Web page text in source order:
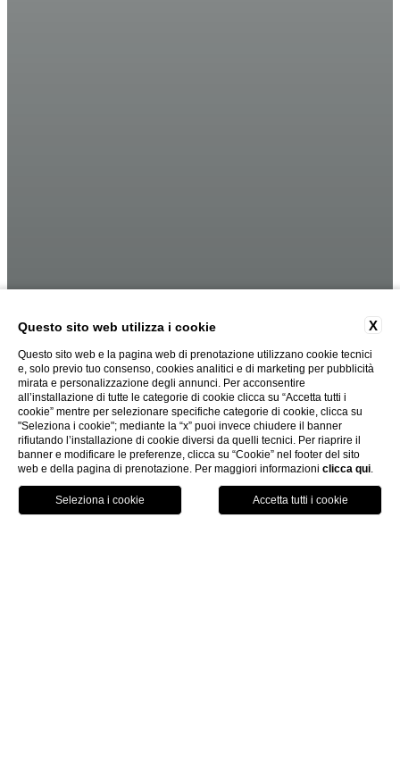
PRENOTA ORA
X
Questo sito web utilizza i cookie
Questo sito web e la pagina web di prenotazione utilizzano cookie tecnici
e, solo previo tuo consenso, cookies analitici e di marketing per pubblicità
mirata e personalizzazione degli annunci. Per acconsentire
all’installazione di tutte le categorie di cookie clicca su “Accetta tutti i
cookie” mentre per selezionare specifiche categorie di cookie, clicca su
"Seleziona i cookie"; mediante la “x” puoi invece chiudere il banner
rifiutando l’installazione di cookie diversi da quelli tecnici. Per riaprire il
banner e modificare le preferenze, clicca su “Cookie” nel footer del sito
web e della pagina di prenotazione. Per maggiori informazioni clicca qui.